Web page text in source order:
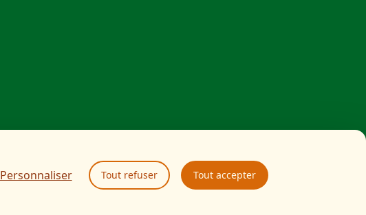
Tout accepter
Tout refuser
Personnaliser